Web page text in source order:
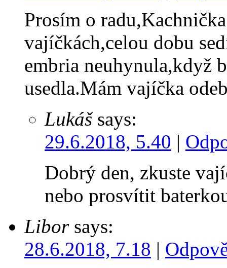
Prosím o
vajíčkách,celou dobu
embria neuhynula,když
usedla.Mám vajíčka
Lukáš says:
29.6.2018, 5.40 |
Dobrý den, zkuste
nebo prosvítit
Libor says:
28.6.2018, 7.18 |